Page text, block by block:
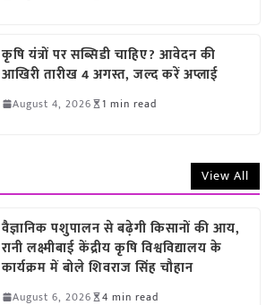
कृषि यंत्रों पर सब्सिडी चाहिए? आवेदन की
आखिरी तारीख 4 अगस्त, जल्द करें अप्लाई
August 4, 2026 1 min read
View All
वैज्ञानिक पशुपालन से बढ़ेगी किसानों की आय,
रानी लक्ष्मीबाई केंद्रीय कृषि विश्वविद्यालय के
कार्यक्रम में बोले शिवराज सिंह चौहान
August 6, 2026 4 min read